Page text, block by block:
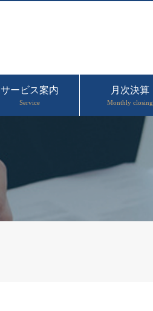
サービス案内
Service
月次決算
Monthly closing